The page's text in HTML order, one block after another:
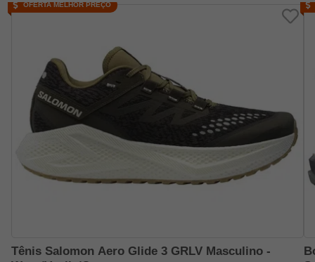
Tênis Salomon Aero Glide 3 GRLV Masculino -
OFERTA MELHOR PREÇO